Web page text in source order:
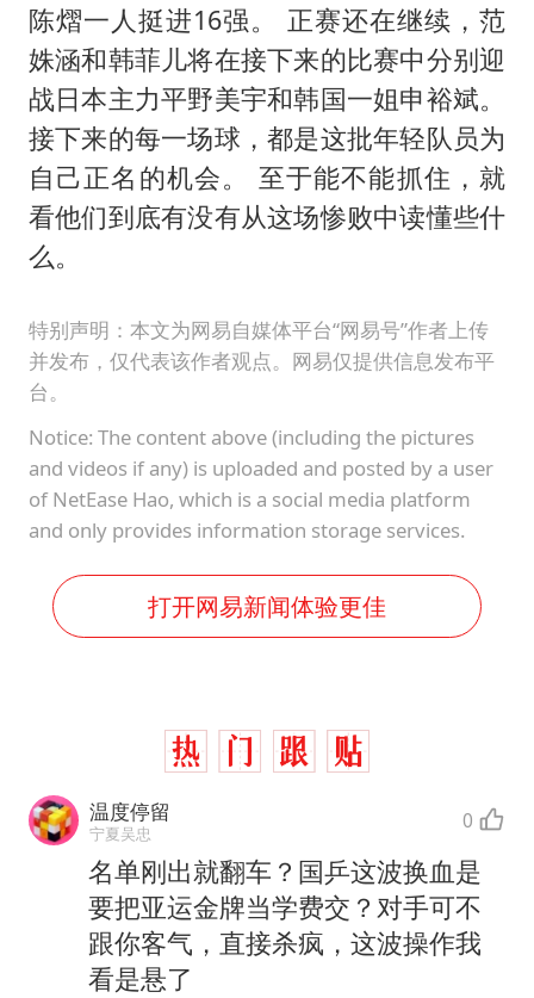
陈熠一人挺进16强。 正赛还在继续，范
姝涵和韩菲儿将在接下来的比赛中分别迎
战日本主力平野美宇和韩国一姐申裕斌。
接下来的每一场球，都是这批年轻队员为
自己正名的机会。 至于能不能抓住，就
看他们到底有没有从这场惨败中读懂些什
么。
特别声明：本文为网易自媒体平台“网易号”作者上传
并发布，仅代表该作者观点。网易仅提供信息发布平
台。
Notice: The content above (including the pictures
and videos if any) is uploaded and posted by a user
of NetEase Hao, which is a social media platform
and only provides information storage services.
打开网易新闻体验更佳
温度停留
宁夏吴忠 0
名单刚出就翻车？国乒这波换血是
要把亚运金牌当学费交？对手可不
跟你客气，直接杀疯，这波操作我
看是悬了